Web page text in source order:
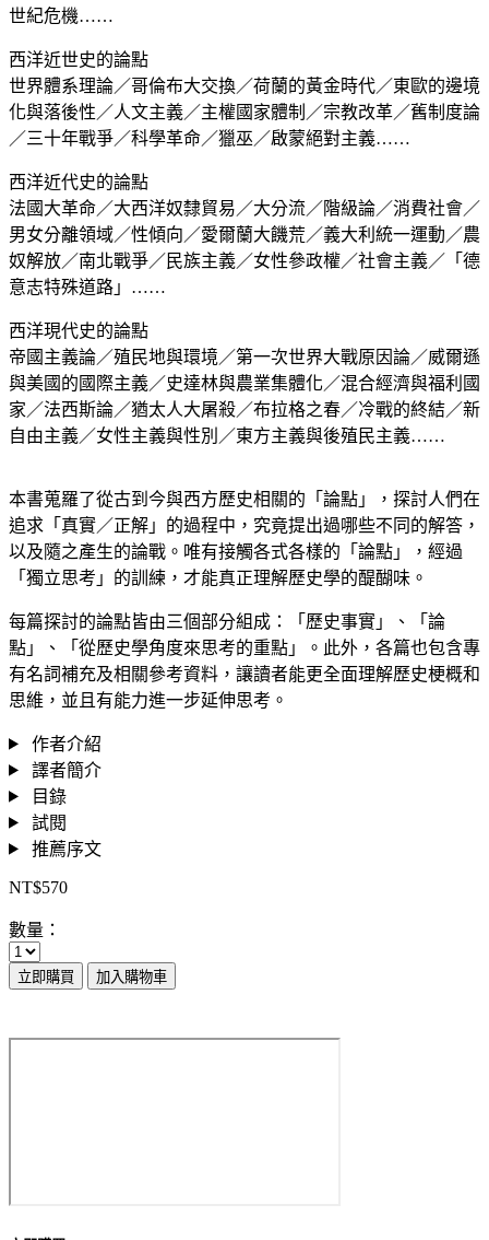
世紀危機……
西洋近世史的論點
世界體系理論／哥倫布大交換／荷蘭的黃金時代／東歐的邊境
化與落後性／人文主義／主權國家體制／宗教改革／舊制度論
／三十年戰爭／科學革命／獵巫／啟蒙絕對主義……
西洋近代史的論點
法國大革命／大西洋奴隸貿易／大分流／階級論／消費社會／
男女分離領域／性傾向／愛爾蘭大饑荒／義大利統一運動／農
奴解放／南北戰爭／民族主義／女性參政權／社會主義／「德
意志特殊道路」……
西洋現代史的論點
帝國主義論／殖民地與環境／第一次世界大戰原因論／威爾遜
與美國的國際主義／史達林與農業集體化／混合經濟與福利國
家／法西斯論／猶太人大屠殺／布拉格之春／冷戰的終結／新
自由主義／女性主義與性別／東方主義與後殖民主義……
本書蒐羅了從古到今與西方歷史相關的「論點」，探討人們在
追求「真實／正解」的過程中，究竟提出過哪些不同的解答，
以及隨之產生的論戰。唯有接觸各式各樣的「論點」，經過
「獨立思考」的訓練，才能真正理解歷史學的醍醐味。
每篇探討的論點皆由三個部分組成：「歷史事實」、「論
點」、「從歷史學角度來思考的重點」。此外，各篇也包含專
有名詞補充及相關參考資料，讓讀者能更全面理解歷史梗概和
思維，並且有能力進一步延伸思考。
作者介紹
譯者簡介
目錄
試閱
推薦序文
NT$570
數量：
立即購買 加入購物車